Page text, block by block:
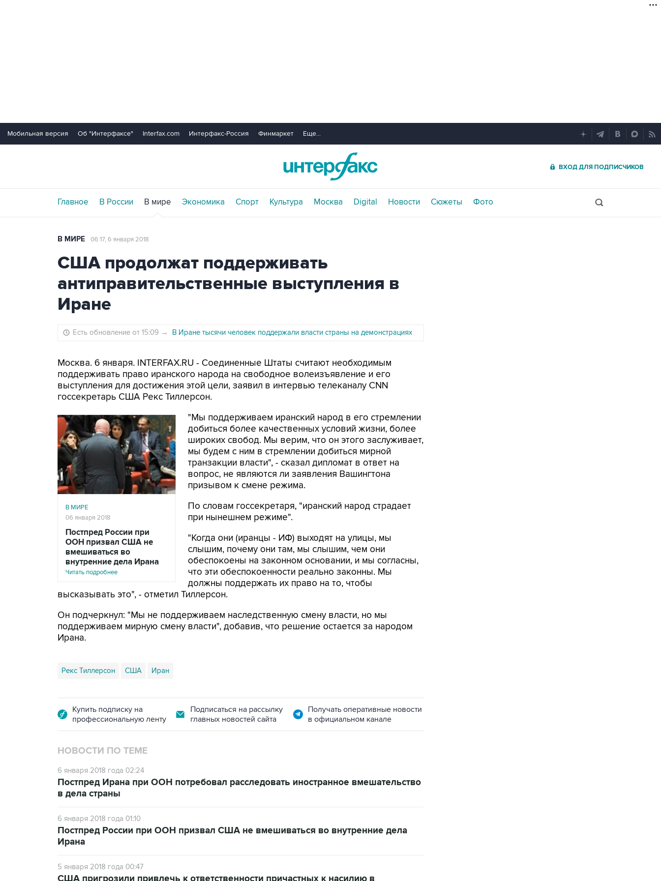
Мобильная версия Об "Интерфаксе" Interfax.com Интерфакс-Россия Финмаркет Еще...
ВХОД ДЛЯ ПОДПИСЧИКОВ
Главное В России В мире Экономика Спорт Культура Москва Digital Новости Сюжеты Фото
В МИРЕ 06:17, 6 января 2018
США продолжат поддерживать
антиправительственные выступления в
Иране
Есть обновление от 15:09 → В Иране тысячи человек поддержали власти страны на демонстрациях
Москва. 6 января. INTERFAX.RU - Соединенные Штаты считают необходимым
поддерживать право иранского народа на свободное волеизъявление и его
выступления для достижения этой цели, заявил в интервью телеканалу CNN
госсекретарь США Рекс Тиллерсон.
В МИРЕ
06 января 2018
Постпред России при
ООН призвал США не
вмешиваться во
внутренние дела Ирана
Читать подробнее
"Мы поддерживаем иранский народ в его стремлении
добиться более качественных условий жизни, более
широких свобод. Мы верим, что он этого заслуживает,
мы будем с ним в стремлении добиться мирной
транзакции власти", - сказал дипломат в ответ на
вопрос, не являются ли заявления Вашингтона
призывом к смене режима.
По словам госсекретаря, "иранский народ страдает
при нынешнем режиме".
"Когда они (иранцы - ИФ) выходят на улицы, мы
слышим, почему они там, мы слышим, чем они
обеспокоены на законном основании, и мы согласны,
что эти обеспокоенности реально законны. Мы
должны поддержать их право на то, чтобы
высказывать это", - отметил Тиллерсон.
Он подчеркнул: "Мы не поддерживаем наследственную смену власти, но мы
поддерживаем мирную смену власти", добавив, что решение остается за народом
Ирана.
Рекс Тиллерсон США Иран
Купить подписку на
профессиональную ленту
Подписаться на рассылку
главных новостей сайта
Получать оперативные новости
в официальном канале
НОВОСТИ ПО ТЕМЕ
6 января 2018 года 02:24
Постпред Ирана при ООН потребовал расследовать иностранное вмешательство
в дела страны
6 января 2018 года 01:10
Постпред России при ООН призвал США не вмешиваться во внутренние дела
Ирана
5 января 2018 года 00:47